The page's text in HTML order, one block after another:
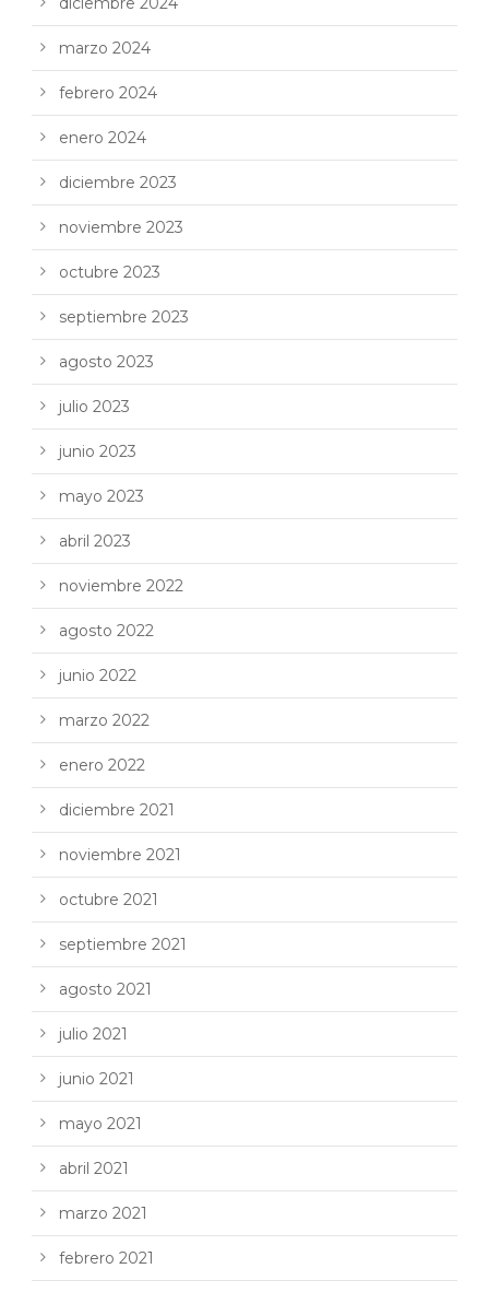
marzo 2024
febrero 2024
enero 2024
diciembre 2023
noviembre 2023
octubre 2023
septiembre 2023
agosto 2023
julio 2023
junio 2023
mayo 2023
abril 2023
noviembre 2022
agosto 2022
junio 2022
marzo 2022
enero 2022
diciembre 2021
noviembre 2021
octubre 2021
septiembre 2021
agosto 2021
julio 2021
junio 2021
mayo 2021
abril 2021
marzo 2021
febrero 2021